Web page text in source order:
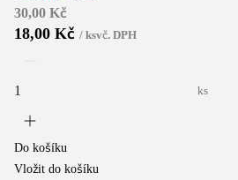
30,00 Kč
18,00 Kč / ksvč. DPH
ks
Do košíku
Vložit do košíku